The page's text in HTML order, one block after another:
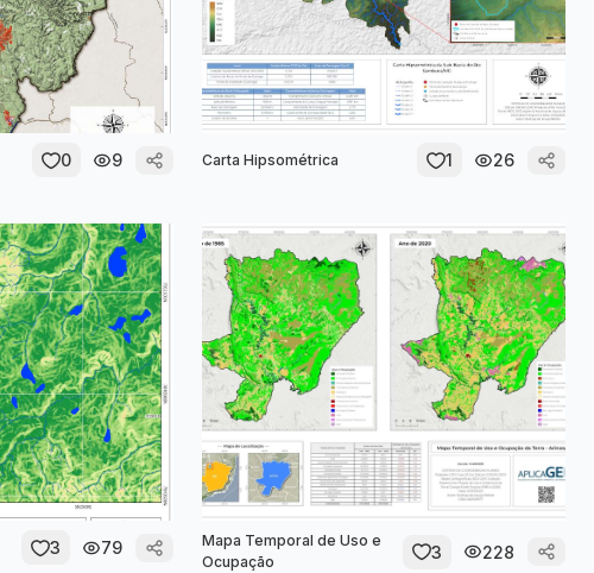
0 9 Carta Hipsométrica 1 26
3 79
Mapa Temporal de Uso e
Ocupação
3 228